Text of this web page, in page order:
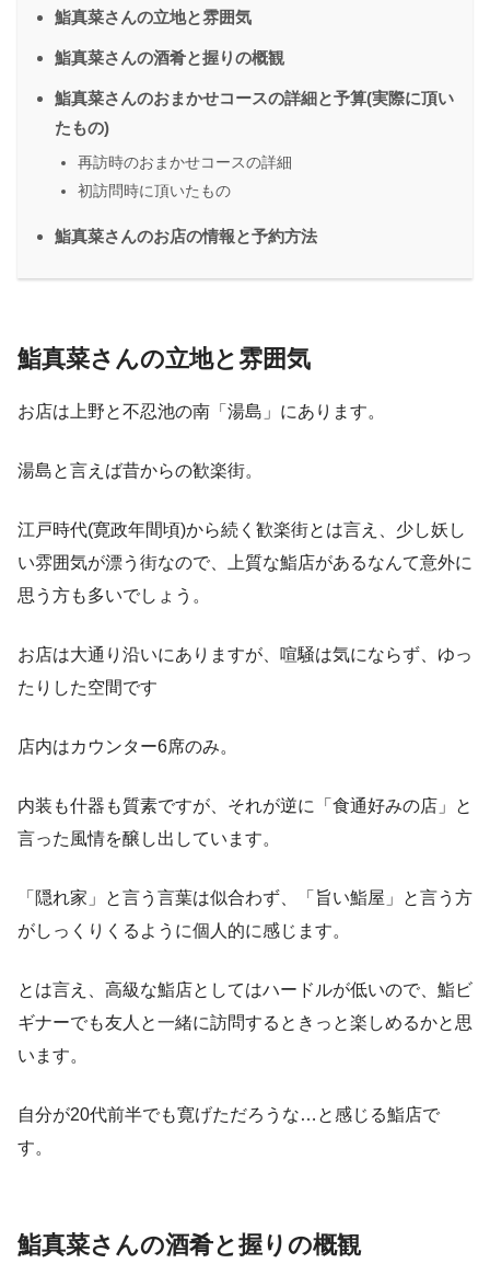
鮨真菜さんの立地と雰囲気
鮨真菜さんの酒肴と握りの概観
鮨真菜さんのおまかせコースの詳細と予算(実際に頂い
たもの)
再訪時のおまかせコースの詳細
初訪問時に頂いたもの
鮨真菜さんのお店の情報と予約方法
鮨真菜さんの立地と雰囲気
お店は上野と不忍池の南「湯島」にあります。
湯島と言えば昔からの歓楽街。
江戸時代(寛政年間頃)から続く歓楽街とは言え、少し妖し
い雰囲気が漂う街なので、上質な鮨店があるなんて意外に
思う方も多いでしょう。
お店は大通り沿いにありますが、喧騒は気にならず、ゆっ
たりした空間です
店内はカウンター6席のみ。
内装も什器も質素ですが、それが逆に「食通好みの店」と
言った風情を醸し出しています。
「隠れ家」と言う言葉は似合わず、「旨い鮨屋」と言う方
がしっくりくるように個人的に感じます。
とは言え、高級な鮨店としてはハードルが低いので、鮨ビ
ギナーでも友人と一緒に訪問するときっと楽しめるかと思
います。
自分が20代前半でも寛げただろうな…と感じる鮨店で
す。
鮨真菜さんの酒肴と握りの概観